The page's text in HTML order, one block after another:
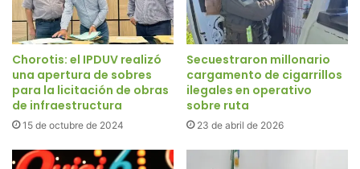
Chorotis: el IPDUV realizó
una apertura de sobres
para la licitación de obras
de infraestructura
15 de octubre de 2024
Secuestraron millonario
cargamento de cigarrillos
ilegales en operativo
sobre ruta
23 de abril de 2026